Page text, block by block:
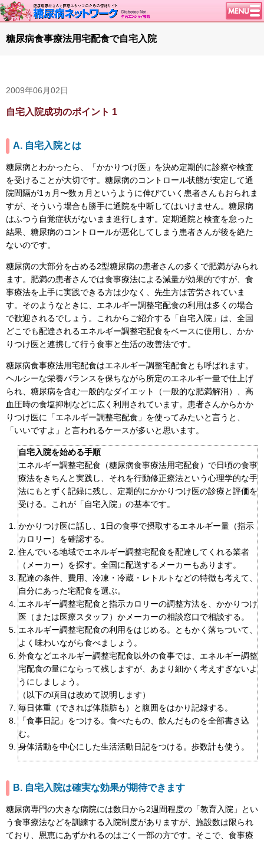
トップページ
談話室BBS
糖尿病のきほん
腎臓の健康道
インスリンポンプ
血糖トレンド
グリコアルブミン
特集・連載 一覧へ
1型ライフ
糖尿病食事療法用宅配食で自宅入院
2009年06月02日
自宅入院成功のポイント 1
A. 自宅入院とは
糖尿病とわかったら、「かかりつけ医」を決め定期的に診察や検査
を受けることが大切です。糖尿病のコントロール状態が安定して通
院間隔が1ヵ月〜数ヵ月というように伸びていく患者さんもおられま
すが、そういう場合も勝手に通院を中断してはいけません。糖尿病
はふつう自覚症状がないまま進行します。定期通院と検査を怠った
結果、糖尿病のコントロールが悪化してしまう患者さんが後を絶た
ないのです。
糖尿病の大部分を占める2型糖尿病の患者さんの多くで肥満がみられ
ます。肥満の患者さんでは食事療法による減量が効果的ですが、食
事療法を上手に実践できる方は少なく、先生方は苦労されていま
す。そのようなときに、エネルギー調整宅配食の利用は多くの場合
で歓迎されるでしょう。これからご紹介する「自宅入院」は、全国
どこでも配達されるエネルギー調整宅配食をベースに使用し、かか
りつけ医と連携して行う食事と生活の改善法です。
糖尿病食事療法用宅配食はエネルギー調整宅配食とも呼ばれます。
ヘルシーな栄養バランスを保ちながら所定のエネルギー量で仕上げ
られ、糖尿病を含む一般的なダイエット（一般的な肥満解消）、高
血圧時の食塩抑制などに広く利用されています。患者さんからかか
りつけ医に「エネルギー調整宅配食」を使ってみたいと言うと、
「いいですよ」と言われるケースが多いと思います。
自宅入院を始める手順
エネルギー調整宅配食（糖尿病食事療法用宅配食）で日頃の食事
療法をきちんと実践し、それを行動修正療法という心理学的な手
法にもとずく記録に残し、定期的にかかりつけ医の診療と評価を
受ける。これが「自宅入院」の基本です。
かかりつけ医に話し、1日の食事で摂取するエネルギー量（指示
カロリー）を確認する。
住んでいる地域でエネルギー調整宅配食を配達してくれる業者
（メーカー）を探す。全国に配送するメーカーもあります。
配達の条件、費用、冷凍・冷蔵・レトルトなどの特徴も考えて、
自分にあった宅配食を選ぶ。
エネルギー調整宅配食と指示カロリーの調整方法を、かかりつけ
医（または医療スタッフ）かメーカーの相談窓口で相談する。
エネルギー調整宅配食の利用をはじめる。ともかく落ちついて、
よく味わいながら食べましょう。
外食などエネルギー調整宅配食以外の食事では、エネルギー調整
宅配食の量にならって残しますが、あまり細かく考えすぎないよ
うにしましょう。
（以下の項目は改めて説明します）
毎日体重（できれば体脂肪も）と腹囲をはかり記録する。
「食事日記」をつける。食べたもの、飲んだものを全部書き込
む。
身体活動を中心にした生活活動日記をつける。歩数計も使う。
B. 自宅入院は確実な効果が期待できます
糖尿病専門の大きな病院には数日から2週間程度の「教育入院」とい
う食事療法などを訓練する入院制度がありますが、施設数は限られ
ており、恩恵にあずかれるのはごく一部の方です。そこで、食事療